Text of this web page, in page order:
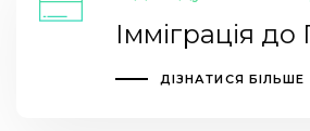
Імміграція до
ДІЗНАТИСЯ БІЛЬШЕ